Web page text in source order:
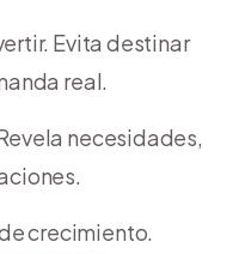
Evita destinar
real.
necesidades,
crecimiento.